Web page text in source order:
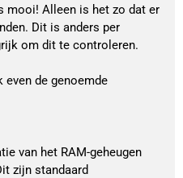
mooi! Alleen is het zo dat er
Dit is anders per
om dit te controleren.
even de genoemde
van het RAM-geheugen
zijn standaard